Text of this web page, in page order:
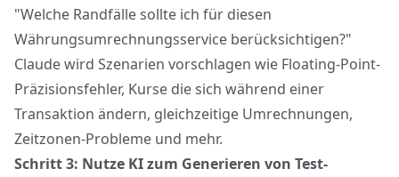
"Welche Randfälle sollte ich für diesen
Währungsumrechnungsservice berücksichtigen?"
Claude wird Szenarien vorschlagen wie Floating-Point-
Präzisionsfehler, Kurse die sich während einer
Transaktion ändern, gleichzeitige Umrechnungen,
Zeitzonen-Probleme und mehr.
Schritt 3: Nutze KI zum Generieren von Test-